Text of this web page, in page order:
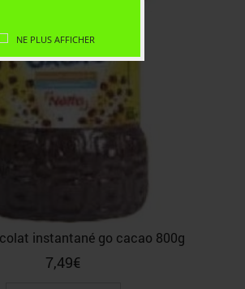
NE PLUS AFFICHER
instantané go cacao 800g
7,49€